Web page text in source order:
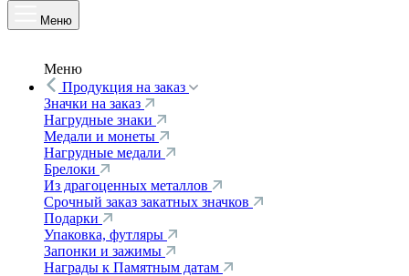
Меню
Меню
Продукция на заказ
Значки на заказ
Нагрудные знаки
Медали и монеты
Нагрудные медали
Брелоки
Из драгоценных металлов
Срочный заказ закатных значков
Подарки
Упаковка, футляры
Запонки и зажимы
Награды к Памятным датам